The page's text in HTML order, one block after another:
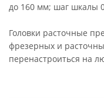
до 160 мм; шаг шкалы
Головки расточные
фрезерных и
перенастроиться на